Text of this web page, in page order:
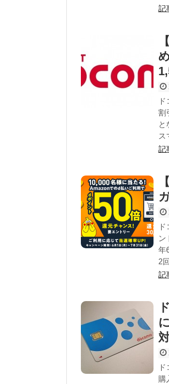
記
割
と
ス
記
ン
年
2
記
購